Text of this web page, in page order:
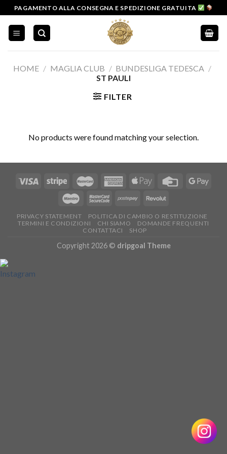
Salta
ai
contenuti
PAGAMENTO ALLA CONSEGNA E SPEDIZIONE GRATUITA
HOME / MAGLIA CLUB / BUNDESLIGA TEDESCA /
ST PAULI
FILTER
No products were found matching your selection.
PRIVACY STATEMENT
POLITICA DI CAMBIO O RESTITUZIONE
TERMINI E CONDIZIONI
CHI SIAMO
DOMANDE FREQUENTI
CONTATTACI
SHOP
Copyright 2026 © dripgoal Theme